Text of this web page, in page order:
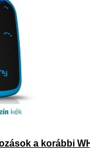
a korábbi